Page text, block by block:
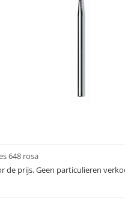
648 rosa
de prijs. Geen particulieren